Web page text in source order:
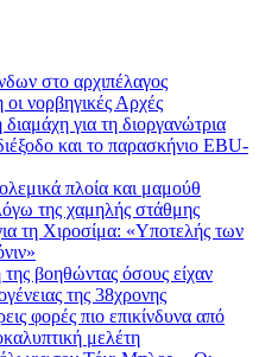
στο αρχιπέλαγος
νορβηγικές Αρχές
για τη διοργανώτρια
και το παρασκήνιο EBU-
πλοία και μαμούθ
της χαμηλής στάθμης
τη Χιροσίμα: «Υποτελής των
βοηθώντας όσους είχαν
της 38χρονης
φορές πιο επικίνδυνα από
μελέτη